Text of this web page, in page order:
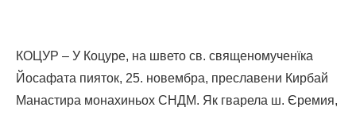
КОЦУР ‒ У Коцуре, на швето св. священомученїка
Йосафата пияток, 25. новембра, преславени Кирбай
Манастира монахиньох СНДМ. Як гварела ш. Єремия,